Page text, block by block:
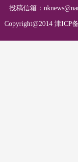
投稿信箱：
Copyright@2014 津ICP